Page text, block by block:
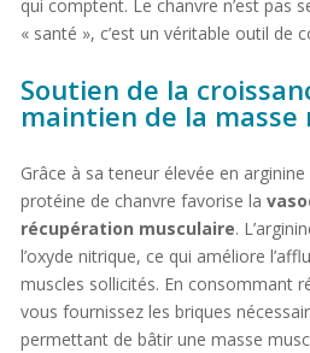
qui comptent. Le chanvre n’est pas
« santé », c’est un véritable outil de
Soutien de la
maintien de la masse
Grâce à sa teneur élevée en
protéine de chanvre favorise la
récupération musculaire.
l’oxyde nitrique, ce qui améliore
muscles sollicités. En consommant
vous fournissez les briques
permettant de bâtir une masse